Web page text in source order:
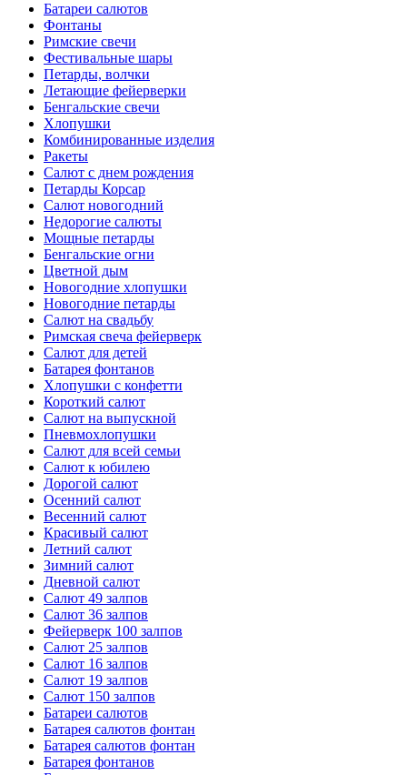
Батареи салютов
Фонтаны
Римские свечи
Фестивальные шары
Петарды, волчки
Летающие фейерверки
Бенгальские свечи
Хлопушки
Комбинированные изделия
Ракеты
Салют с днем рождения
Петарды Корсар
Салют новогодний
Недорогие салюты
Мощные петарды
Бенгальские огни
Цветной дым
Новогодние хлопушки
Новогодние петарды
Салют на свадьбу
Римская свеча фейерверк
Салют для детей
Батарея фонтанов
Хлопушки с конфетти
Короткий салют
Салют на выпускной
Пневмохлопушки
Салют для всей семьи
Салют к юбилею
Дорогой салют
Осенний салют
Весенний салют
Красивый салют
Летний салют
Зимний салют
Дневной салют
Салют 49 залпов
Салют 36 залпов
Фейерверк 100 залпов
Салют 25 залпов
Салют 16 залпов
Салют 19 залпов
Салют 150 залпов
Батареи салютов
Батарея салютов фонтан
Батарея салютов фонтан
Батарея фонтанов